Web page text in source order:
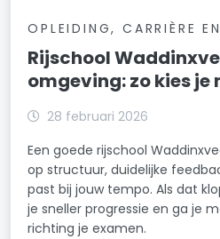
OPLEIDING, CARRIÈRE
Rijschool
omgeving: zo kies
28 februari 2026
Een goede rijschool
op structuur, duidelijke
past bij jouw tempo. Als dat
je sneller progressie en ga je
richting je examen.